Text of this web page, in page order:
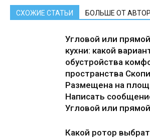
СХОЖИЕ СТАТЬИ БОЛЬШЕ ОТ
Угловой или
кухни: какой
обустройства
пространства
Размещена на
Написать
Угловой или
Какой ротор